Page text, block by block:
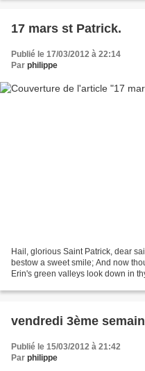
17 mars st Patrick.
Publié le 17/03/2012 à 22:14
Par philippe
Hail, glorious Saint Patrick, dear
bestow a sweet smile; And now
Erin's green valleys look down in
vendredi 3ème
Publié le 15/03/2012 à 21:42
Par philippe